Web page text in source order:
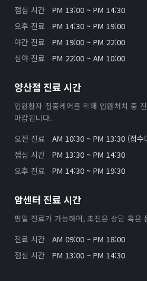
점심 시간
PM 13:00 ~ PM 14:30
오후 진료
PM 14:30 ~ PM 19:00
야간 진료
PM 19:00 ~ PM 22:00
심야 진료
PM 22:00 ~ AM 10:00
양산점 진료 시간
입원환자 집중케어를 위해 입원처치 중
마감됩니다.
오전 진료
AM 10:30 ~ PM 13:30 (접수
점심 시간
PM 13:30 ~ PM 14:30
오후 진료
PM 14:30 ~ PM 19:30
암센터 진료 시간
평일 진료가 가능하며, 초진은 상담 혹은
진료 시간
AM 09:00 ~ PM 18:00
점심 시간
PM 13:00 ~ PM 14:30